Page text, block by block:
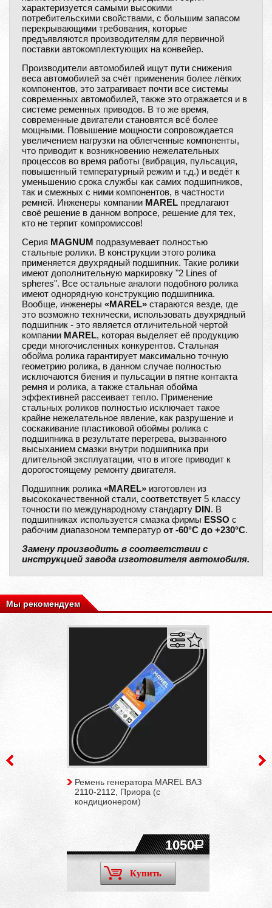
характеризуется самыми высокими
потребительскими свойствами, с большим запасом
перекрывающими требования, которые
предъявляются производителям для первичной
поставки автокомплектующих на конвейер.
Производители автомобилей ищут пути снижения
веса автомобилей за счёт применения более лёгких
компонентов, это затрагивает почти все системы
современных автомобилей, также это отражается и в
системе ременных приводов. В то же время,
современные двигатели становятся всё более
мощными. Повышение мощности сопровождается
увеличением нагрузки на облегченные компоненты,
что приводит к возникновению нежелательных
процессов во время работы (вибрация, пульсация,
повышенный температурный режим и т.д.) и ведёт к
уменьшению срока службы как самих подшипников,
так и смежных с ними компонентов, в частности
ремней. Инженеры компании MAREL предлагают
своё решение в данном вопросе, решение для тех,
кто не терпит компромиссов!
Серия MAGNUM подразумевает полностью
стальные ролики. В конструкции этого ролика
применяется двухрядный подшипник. Такие ролики
имеют дополнительную маркировку "2 Lines of
spheres". Все остальные аналоги подобного ролика
имеют однорядную конструкцию подшипника.
Вообще, инженеры «MAREL» стараются везде, где
это возможно технически, использовать двухрядный
подшипник - это является отличительной чертой
компании MAREL, которая выделяет её продукцию
среди многочисленных конкурентов. Стальная
обойма ролика гарантирует максимально точную
геометрию ролика, в данном случае полностью
исключаются биения и пульсации в пятне контакта
ремня и ролика, а также стальная обойма
эффективней рассеивает тепло. Применение
стальных роликов полностью исключает такое
крайне нежелательное явление, как разрушение и
соскакивание пластиковой обоймы ролика с
подшипника в результате перегрева, вызванного
высыханием смазки внутри подшипника при
длительной эксплуатации, что в итоге приводит к
дорогостоящему ремонту двигателя.
Подшипник ролика «MAREL» изготовлен из
высококачественной стали, соответствует 5 классу
точности по международному стандарту DIN . В
подшипниках используется смазка фирмы ESSO с
рабочим диапазоном температур от -60°C до +230°C.
Замену производить в соответствии с
инструкцией завода изготовителя автомобиля.
Мы рекомендуем
Ремень генератора MAREL ВАЗ
2110-2112, Приора (с
кондиционером)
1050
Купить